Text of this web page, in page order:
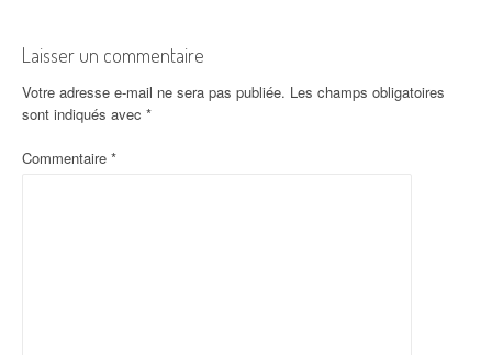
Laisser un commentaire
Votre adresse e-mail ne sera pas publiée. Les champs obligatoires
sont indiqués avec *
Commentaire *